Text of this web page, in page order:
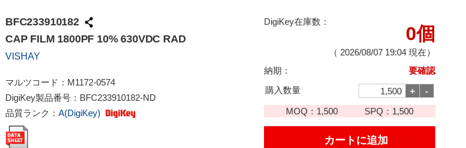
BFC233910182
CAP FILM 1800PF 10% 630VDC RAD
VISHAY
マルツコード： M1172-0574
DigiKey製品番号： BFC233910182-ND
品質ランク： A(DigiKey)
DigiKey在庫数：
0個
（ 2026/08/07 19:04 現在）
納期：
要確認
購入数量
MOQ： 1,500 SPQ： 1,500